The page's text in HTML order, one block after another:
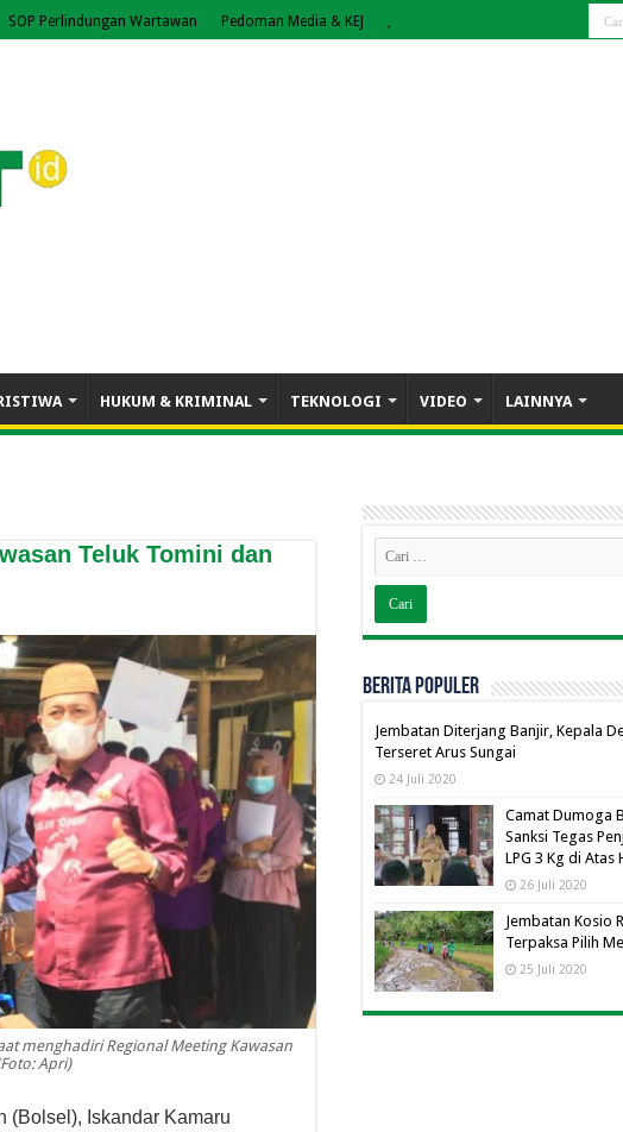
SOP Perlindungan Wartawan Pedoman Media & KEJ ,
HUKUM & KRIMINAL TEKNOLOGI VIDEO LAINNYA
Teluk Tomini dan
menghadiri Regional Meeting Kawasan
Apri)
(Bolsel), Iskandar Kamaru
BERITA POPULER
Jembatan Diterjang Banjir, Kepala
Terseret Arus Sungai
24 Juli 2020
Camat Dumoga
Sanksi Tegas
LPG 3 Kg di Atas
26 Juli 2020
Jembatan Kosio
Terpaksa Pilih
25 Juli 2020